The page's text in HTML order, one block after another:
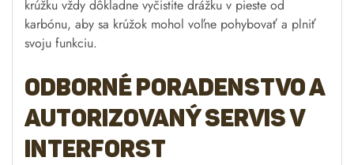
krúžku vždy dôkladne vyčistite drážku v pieste od
karbónu, aby sa krúžok mohol voľne pohybovať a plniť
svoju funkciu.
Odborné poradenstvo a
autorizovaný servis v
Interforst